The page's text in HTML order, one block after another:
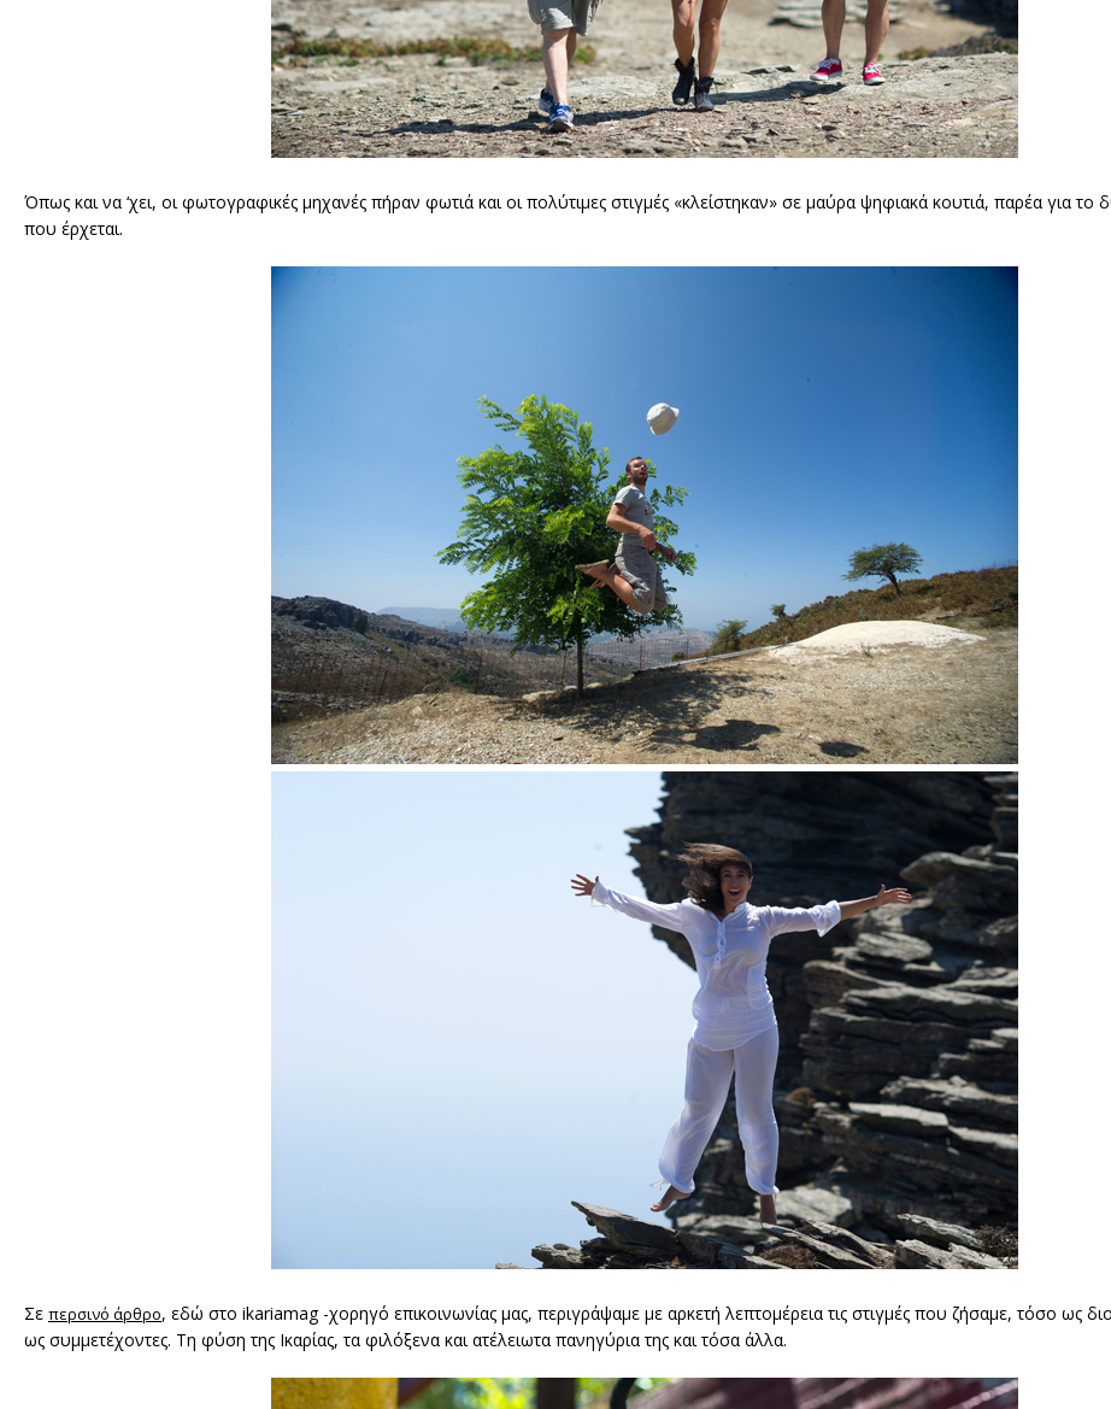
Όπως και να ‘χει, οι φωτογραφικές μηχανές πήραν φωτιά και οι πολύτιμες στιγμές «κλείστηκαν» σε μαύρα ψηφιακά κουτιά, παρέα για το
που έρχεται.
Σε περσινό άρθρο, εδώ στο ikariamag -χορηγό επικοινωνίας μας, περιγράψαμε με αρκετή λεπτομέρεια τις στιγμές που ζήσαμε, τόσο ως
ως συμμετέχοντες. Τη φύση της Ικαρίας, τα φιλόξενα και ατέλειωτα πανηγύρια της και τόσα άλλα.